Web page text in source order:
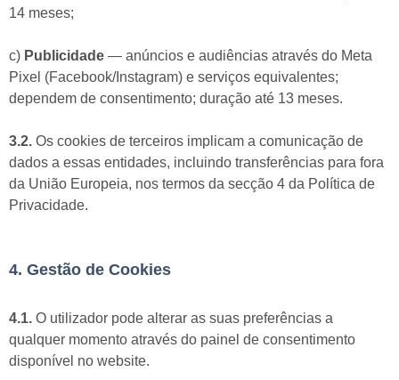
14 meses;
c) Publicidade — anúncios e audiências através do Meta
Pixel (Facebook/Instagram) e serviços equivalentes;
dependem de consentimento; duração até 13 meses.
3.2. Os cookies de terceiros implicam a comunicação de
dados a essas entidades, incluindo transferências para fora
da União Europeia, nos termos da secção 4 da Política de
Privacidade.
4. Gestão de Cookies
4.1. O utilizador pode alterar as suas preferências a
qualquer momento através do painel de consentimento
disponível no website.